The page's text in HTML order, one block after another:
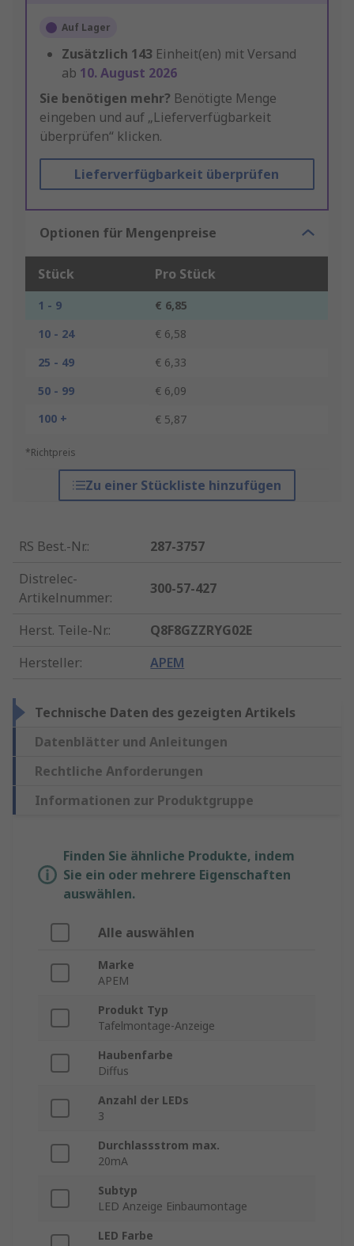
Auf Lager
Zusätzlich 143 Einheit(en) mit Versand
ab 10. August 2026
Sie benötigen mehr? Benötigte Menge
eingeben und auf „Lieferverfügbarkeit
überprüfen“ klicken.
Lieferverfügbarkeit überprüfen
Optionen für Mengenpreise
Stück Pro Stück
1 - 9
€ 6,85
10 - 24
€ 6,58
25 - 49
€ 6,33
50 - 99
€ 6,09
100 +
€ 5,87
*Richtpreis
Zu einer Stückliste hinzufügen
RS Best.-Nr.:
287-3757
Distrelec-
Artikelnummer:
300-57-427
Herst. Teile-Nr.:
Q8F8GZZRYG02E
Hersteller: APEM
Technische Daten des gezeigten Artikels
Datenblätter und Anleitungen
Rechtliche Anforderungen
Informationen zur Produktgruppe
Finden Sie ähnliche Produkte, indem
Sie ein oder mehrere Eigenschaften
auswählen.
Alle auswählen
Marke
APEM
Produkt Typ
Tafelmontage-Anzeige
Haubenfarbe
Diffus
Anzahl der LEDs
3
Durchlassstrom max.
20mA
Subtyp
LED Anzeige Einbaumontage
LED Farbe